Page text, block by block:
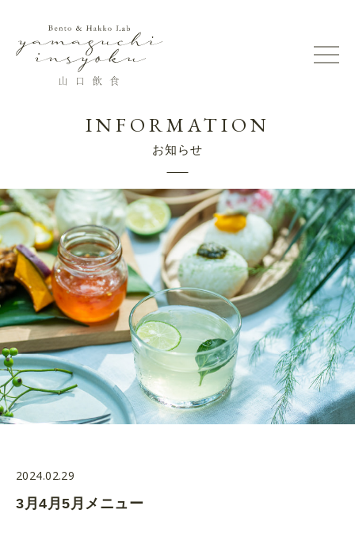
INFORMATION
お知らせ
2024.02.29
3月4月5月メニュー